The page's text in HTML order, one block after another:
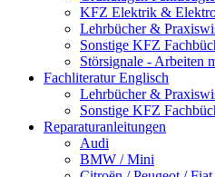
KFZ Elektrik &
Lehrbücher &
Sonstige KFZ
Störsignale - Arbeiten
Fachliteratur Englisch
Lehrbücher &
Sonstige KFZ
Reparaturanleitungen
Audi
BMW / Mini